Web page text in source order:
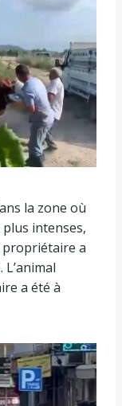
la zone où
intenses,
propriétaire a
a été à